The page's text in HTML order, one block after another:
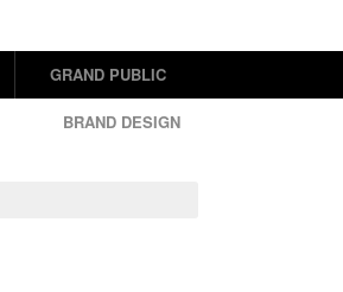
GRAND PUBLIC
BRAND DESIGN